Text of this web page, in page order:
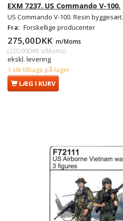
EXM 7237. US Commando V-100.
US Commando V-100. Resin byggesæt.
Fra: Forskellige producenter
275,00DKK m/Moms
(220,00DKK u/Moms)
ekskl. levering
1 stk tilbage på lager
LÆG I KURV